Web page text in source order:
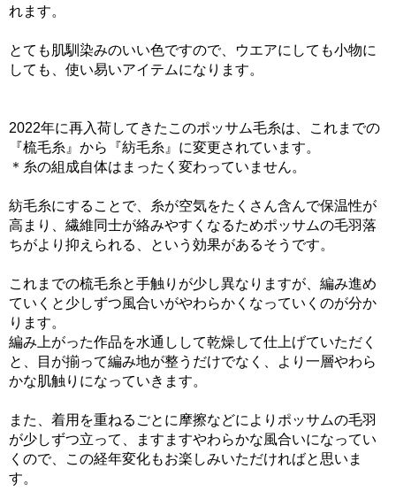
れます。
とても肌馴染みのいい色ですので、ウエアにしても小物に
しても、使い易いアイテムになります。
2022年に再入荷してきたこのポッサム毛糸は、これまでの
『梳毛糸』から『紡毛糸』に変更されています。
＊糸の組成自体はまったく変わっていません。
紡毛糸にすることで、糸が空気をたくさん含んで保温性が
高まり、繊維同士が絡みやすくなるためポッサムの毛羽落
ちがより抑えられる、という効果があるそうです。
これまでの梳毛糸と手触りが少し異なりますが、編み進め
ていくと少しずつ風合いがやわらかくなっていくのが分か
ります。
編み上がった作品を水通しして乾燥して仕上げていただく
と、目が揃って編み地が整うだけでなく、より一層やわら
かな肌触りになっていきます。
また、着用を重ねるごとに摩擦などによりポッサムの毛羽
が少しずつ立って、ますますやわらかな風合いになってい
くので、この経年変化もお楽しみいただければと思いま
す。